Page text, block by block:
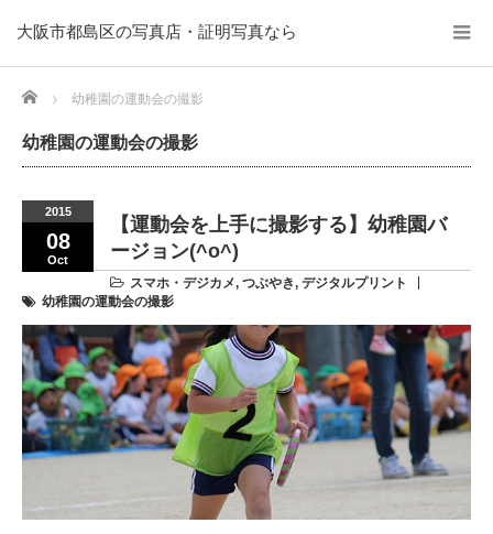
大阪市都島区の写真店・証明写真なら
Home 幼稚園の運動会の撮影
幼稚園の運動会の撮影
2015
08
Oct
【運動会を上手に撮影する】幼稚園バ
ージョン(^o^)
スマホ・デジカメ, つぶやき, デジタルプリント
幼稚園の運動会の撮影